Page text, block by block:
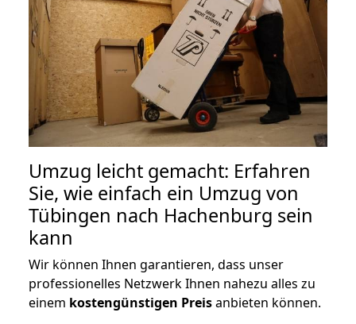
Umzug leicht gemacht: Erfahren
Sie, wie einfach ein Umzug von
Tübingen nach Hachenburg sein
kann
Wir können Ihnen garantieren, dass unser
professionelles Netzwerk Ihnen nahezu alles zu
einem kostengünstigen Preisanbieten können.